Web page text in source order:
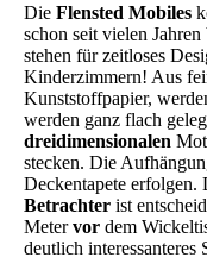
Die Flensted Mobiles
schon seit vielen Jahren
stehen für zeitloses
Kinderzimmern! Aus
Kunststoffpapier,
werden ganz flach
dreidimensionalen
stecken. Die
Deckentapete
Betrachter ist
Metervor dem
deutlich interessanteres